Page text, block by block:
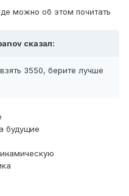
можно об этом почитать
сказал:
3550, берите лучше
будущие